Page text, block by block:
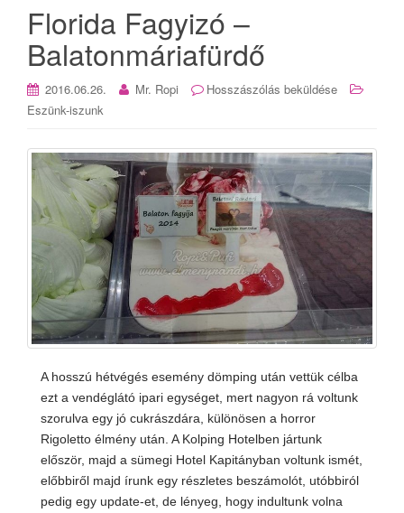
Florida Fagyizó –
Balatonmáriafürdő
2016.06.26. Mr. Ropi
Hosszászólás beküldése
Eszünk-iszunk
A hosszú hétvégés esemény dömping után vettük célba
ezt a vendéglátó ipari egységet, mert nagyon rá voltunk
szorulva egy jó cukrászdára, különösen a horror
Rigoletto élmény után. A Kolping Hotelben jártunk
először, majd a sümegi Hotel Kapitányban voltunk ismét,
előbbiről majd írunk egy részletes beszámolót, utóbbiról
pedig egy update-et, de lényeg, hogy indultunk volna